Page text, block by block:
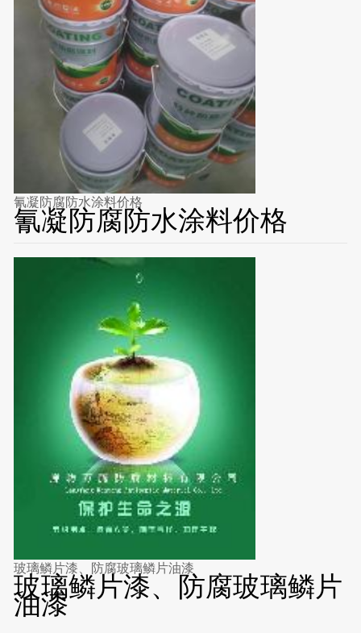
氰凝防腐防水涂料价格
氰凝防腐防水涂料价格
玻璃鳞片漆、防腐玻璃鳞片油漆
玻璃鳞片漆、防腐玻璃鳞片
油漆